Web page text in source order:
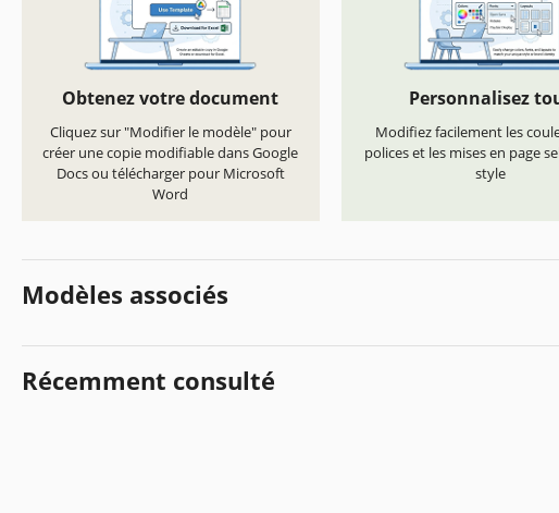
Obtenez votre document
Cliquez sur "Modifier le modèle" pour
créer une copie modifiable dans Google
Docs ou télécharger pour Microsoft
Word
Personnalisez
Modifiez facilement les
polices et les mises en page
style
Modèles associés
Récemment consulté